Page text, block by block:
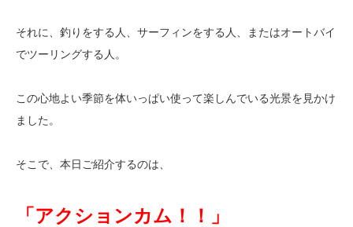
それに、釣りをする人、サーフィンをする人、またはオートバイ
でツーリングする人。
この心地よい季節を体いっぱい使って楽しんでいる光景を見かけ
ました。
そこで、本日ご紹介するのは、
「アクションカム！！」